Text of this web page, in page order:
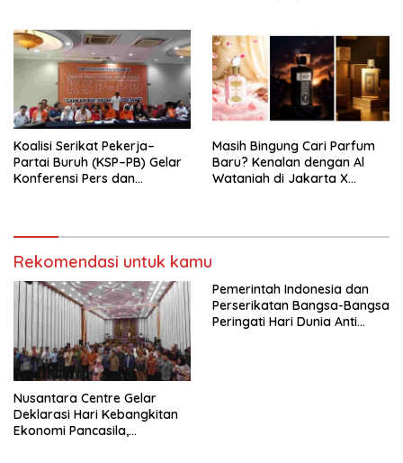
Tema: “Penguatan dan
Pengembangan Organisasi
KBI yang Berbasis Riset di
seluruh Indonesia dan
Mancanegara”.
Koalisi Serikat Pekerja–
Partai Buruh (KSP–PB) Gelar
Konferensi Pers dan
Masih Bingung Cari Parfum
Baru? Kenalan dengan Al
Wataniah di Jakarta X
Rekomendasi untuk kamu
Nusantara Centre Gelar
Deklarasi Hari Kebangkitan
Ekonomi Pancasila,
Pemerintah Indonesia dan
Perserikatan Bangsa-Bangsa
Peringati Hari Dunia Anti